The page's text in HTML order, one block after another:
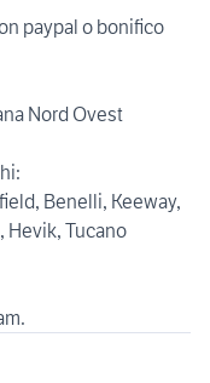
paypal o bonifico
Nord Ovest
Benelli, Keeway,
Hevik, Tucano